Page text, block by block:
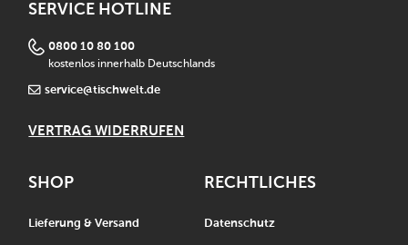
SERVICE HOTLINE
0800 10 80 100
kostenlos innerhalb Deutschlands
service@tischwelt.de
VERTRAG WIDERRUFEN
SHOP
Lieferung & Versand
RECHTLICHES
Datenschutz